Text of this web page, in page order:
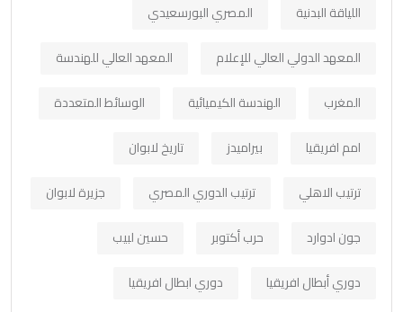
اللياقة البدنية
المصري البورسعيدي
المعهد الدولي العالي للإعلام
المعهد العالي للهندسة
المغرب
الهندسة الكيميائية
الوسائط المتعددة
امم افريقيا
بيراميدز
تاريخ لابوان
ترتيب الاهلي
ترتيب الدوري المصري
جزيرة لابوان
جون ادوارد
حرب أكتوبر
حسين لبيب
دوري أبطال افريقيا
دوري ابطال افريقيا